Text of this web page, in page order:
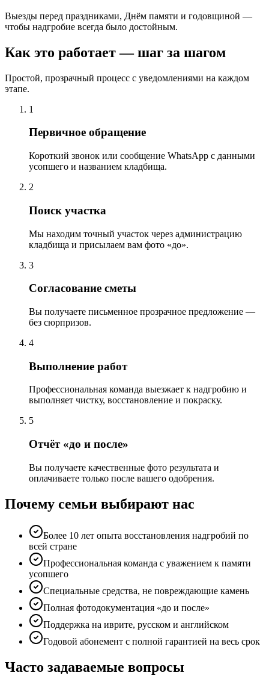
Выезды перед праздниками, Днём памяти и годовщиной —
чтобы надгробие всегда было достойным.
Как это работает — шаг за шагом
Простой, прозрачный процесс с уведомлениями на каждом
этапе.
1
Первичное обращение
Короткий звонок или сообщение WhatsApp с данными
усопшего и названием кладбища.
2
Поиск участка
Мы находим точный участок через администрацию
кладбища и присылаем вам фото «до».
3
Согласование сметы
Вы получаете письменное прозрачное предложение —
без сюрпризов.
4
Выполнение работ
Профессиональная команда выезжает к надгробию и
выполняет чистку, восстановление и покраску.
5
Отчёт «до и после»
Вы получаете качественные фото результата и
оплачиваете только после вашего одобрения.
Почему семьи выбирают нас
Более 10 лет опыта восстановления надгробий по
всей стране
Профессиональная команда с уважением к памяти
усопшего
Специальные средства, не повреждающие камень
Полная фотодокументация «до и после»
Поддержка на иврите, русском и английском
Годовой абонемент с полной гарантией на весь срок
Часто задаваемые вопросы